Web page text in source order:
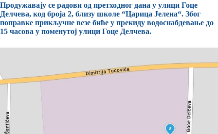
Продужавају се радови од претходног дана у улици Гоце
Делчева, код броја 2, близу школе “Царица Јелена“. Због
поправке прикључне везе биће у прекиду водоснабдевање до
15 часова у поменутој улици Гоце Делчева.